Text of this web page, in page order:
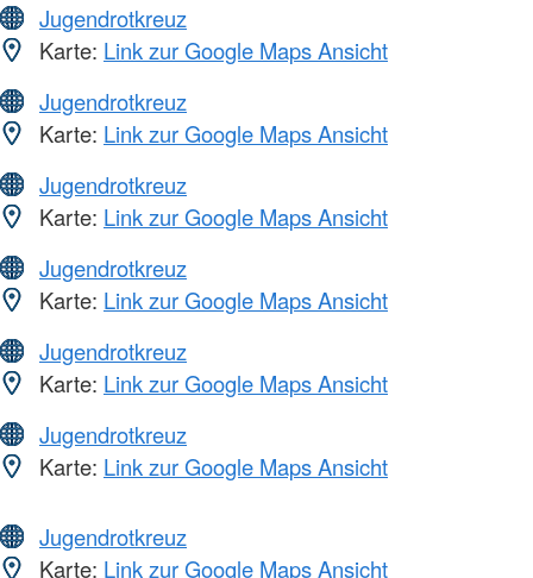
Jugendrotkreuz
Karte: Link zur Google Maps Ansicht
Jugendrotkreuz
Karte: Link zur Google Maps Ansicht
Jugendrotkreuz
Karte: Link zur Google Maps Ansicht
Jugendrotkreuz
Karte: Link zur Google Maps Ansicht
Jugendrotkreuz
Karte: Link zur Google Maps Ansicht
Jugendrotkreuz
Karte: Link zur Google Maps Ansicht
Jugendrotkreuz
Karte: Link zur Google Maps Ansicht